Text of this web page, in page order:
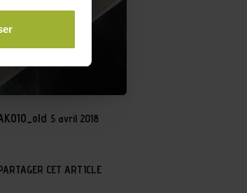
5 avril 2018
CET ARTICLE